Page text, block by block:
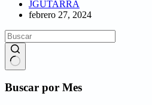
JGUTARRA
febrero 27, 2024
Buscar por Mes